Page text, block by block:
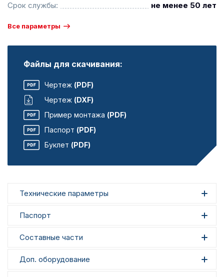
Срок службы:
не менее 50 лет
Все параметры
Файлы для скачивания:
Чертеж (PDF)
Чертеж (DXF)
Пример монтажа (PDF)
Паспорт (PDF)
Буклет (PDF)
Технические параметры
Паспорт
Составные части
Доп. оборудование